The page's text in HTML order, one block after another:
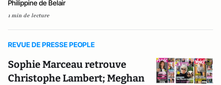
Philippine de Belair
1 min de lecture
REVUE DE PRESSE PEOPLE
Sophie Marceau retrouve
Christophe Lambert; Meghan